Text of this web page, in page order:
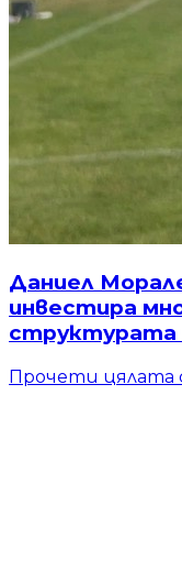
Даниел
инвестира
структурата
Прочети цялата